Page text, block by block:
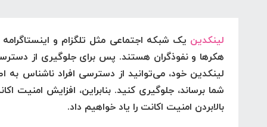
لینکدین یک شبکه اجتماعی مثل تلگزام و
هکرها و نفوذگران هستند. پس برای جلوگیری از
لینکدین خود، می‌توانید از دسترسی افراد
شما برساند، جلوگیری کنید. بنابراین، افزایش
بالابردن امنیت اکانت را یاد خواهیم داد.